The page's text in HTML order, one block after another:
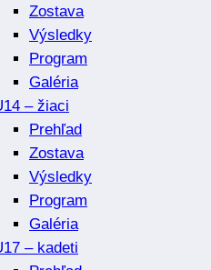
Zostava
Výsledky
Program
Galéria
– žiaci
Prehľad
Zostava
Výsledky
Program
Galéria
– kadeti